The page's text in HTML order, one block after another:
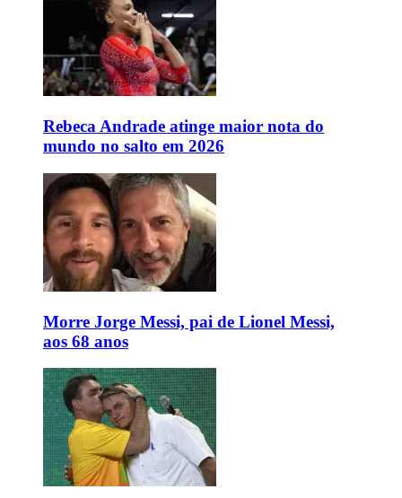
Rebeca Andrade atinge maior nota do
mundo no salto em 2026
Morre Jorge Messi, pai de Lionel Messi,
aos 68 anos